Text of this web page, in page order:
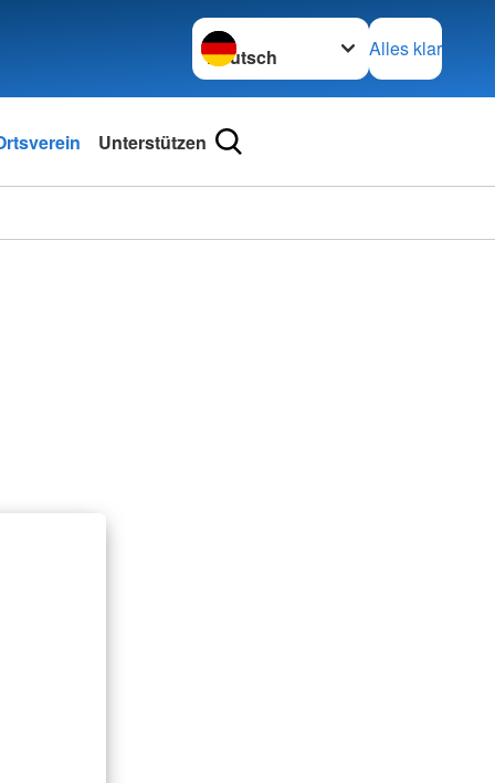
Sprache wechseln zu
Alles klar
Unterstützen